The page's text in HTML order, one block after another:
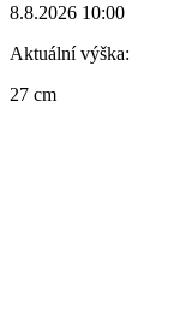
8.8.2026 10:00
Aktuální výška:
27 cm